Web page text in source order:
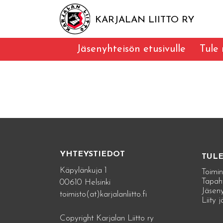
KARJALAN LIITTO RY
Jäsenyhteisön etusivulle
YHTEYSTIEDOT
Käpylänkuja 1
00610 Helsinki
toimisto(at)karjalanliitto.fi
Copyright Karjalan Liitto ry
Liity